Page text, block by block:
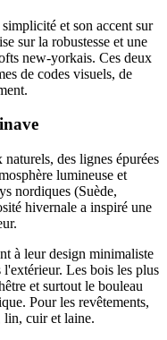
et son accent sur
sur la robustesse et une
new-yorkais. Ces deux
de codes visuels, de
des lignes épurées
lumineuse et
nordiques (Suède,
hivernale a inspiré une
à leur design minimaliste
Les bois les plus
et surtout le bouleau
Pour les revêtements,
lin, cuir et laine.